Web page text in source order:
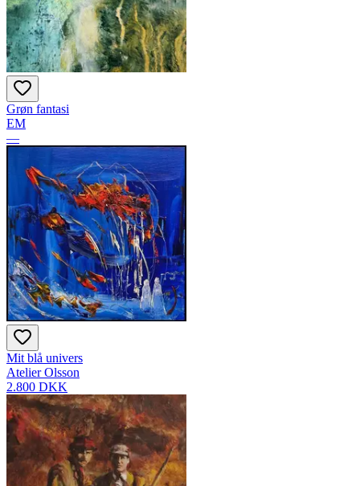
Grøn fantasi
EM
—
Mit blå univers
Atelier Olsson
2.800 DKK